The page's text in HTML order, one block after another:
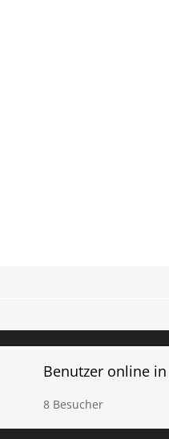
Benutzer online
8 Besucher